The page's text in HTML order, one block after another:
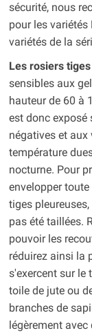
sécurité, nous
pour les variétés
variétés de la
Les rosiers tiges
sensibles aux
hauteur de 60 à
est donc exposé
négatives et
température
nocturne. Pour
envelopper
tiges
pas été taillées.
pouvoir les
réduirez ainsi la
s'exercent sur le
toile de jute ou
branches de
légèrement